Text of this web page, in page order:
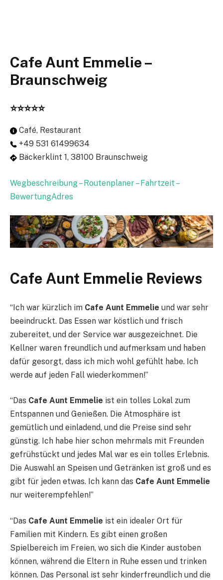
Cafe Aunt Emmelie –
Braunschweig
⭐⭐⭐⭐⭐
Café, Restaurant
+49 531 61499634
Bäckerklint 1, 38100 Braunschweig
Wegbeschreibung – Routenplaner – Fahrtzeit –
BewertungAdres
Cafe Aunt Emmelie Reviews
“Ich war kürzlich im Cafe Aunt Emmelie und war sehr
beeindruckt. Das Essen war köstlich und frisch
zubereitet, und der Service war ausgezeichnet. Die
Kellner waren freundlich und aufmerksam und haben
dafür gesorgt, dass ich mich wohl gefühlt habe. Ich
werde auf jeden Fall wiederkommen!”
“Das Cafe Aunt Emmelie ist ein tolles Lokal zum
Entspannen und Genießen. Die Atmosphäre ist
gemütlich und einladend, und die Preise sind sehr
günstig. Ich habe hier schon mehrmals mit Freunden
gefrühstückt und jedes Mal war es ein tolles Erlebnis.
Die Auswahl an Speisen und Getränken ist groß und es
gibt für jeden etwas. Ich kann das Cafe Aunt Emmelie
nur weiterempfehlen!”
“Das Cafe Aunt Emmelie ist ein idealer Ort für
Familien mit Kindern. Es gibt einen großen
Spielbereich im Freien, wo sich die Kinder austoben
können, während die Eltern in Ruhe essen und trinken
können. Das Personal ist sehr kinderfreundlich und die